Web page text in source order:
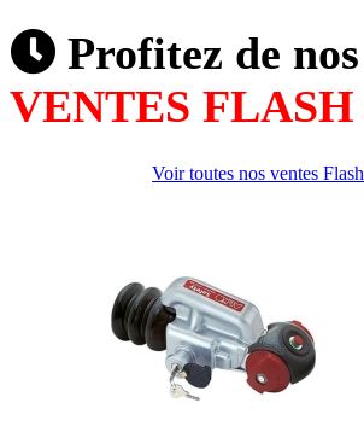
Profitez de nos
VENTES FLASH
Voir toutes nos ventes Flash